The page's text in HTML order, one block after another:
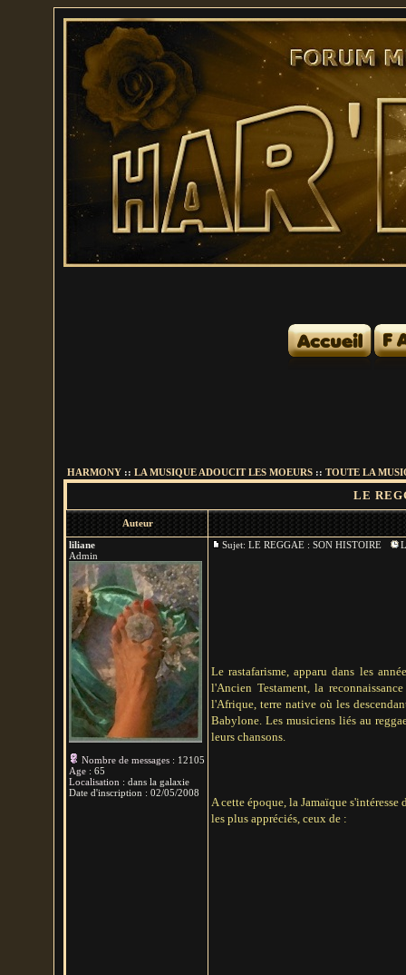
HARMONY :: LA MUSIQUE ADOUCIT LES MOEURS :: TOUTE LA
LE
Auteur
liliane
Admin
Nombre de messages : 12105
Age : 65
Localisation : dans la galaxie
Date d'inscription : 02/05/2008
Sujet: LE REGGAE : SON HISTOIRE
Le rastafarisme, apparu dans les
l'Ancien Testament, la
l'Afrique, terre native où les
Babylone. Les musiciens liés au
leurs chansons.
A cette époque, la Jamaïque
les plus appréciés, ceux de :